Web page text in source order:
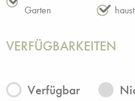
Garten
VERFÜGBARKEITEN
Verfügbar